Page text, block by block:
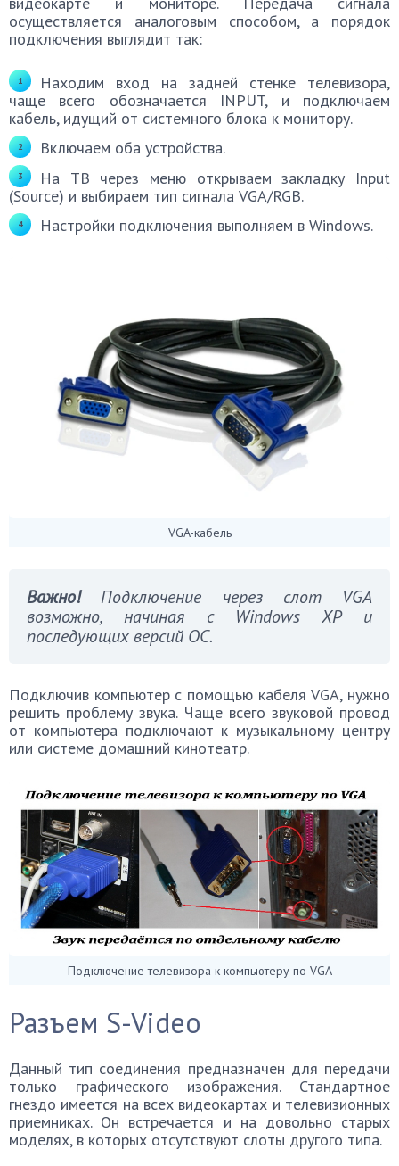
осуществляется аналоговым способом, а порядок
подключения выглядит так:
Находим вход на задней стенке телевизора,
чаще всего обозначается INPUT, и подключаем
кабель, идущий от системного блока к монитору.
Включаем оба устройства.
На ТВ через меню открываем закладку Input
(Source) и выбираем тип сигнала VGA/RGB.
Настройки подключения выполняем в Windows.
VGA-кабель
Важно!Подключение через слот VGA
возможно, начиная с Windows XP и
последующих версий ОС.
Подключив компьютер с помощью кабеля VGA, нужно
решить проблему звука. Чаще всего звуковой провод
от компьютера подключают к музыкальному центру
или системе домашний кинотеатр.
Подключение телевизора к компьютеру по VGA
Разъем S-Video
Данный тип соединения предназначен для передачи
только графического изображения. Стандартное
гнездо имеется на всех видеокартах и телевизионных
приемниках. Он встречается и на довольно старых
моделях, в которых отсутствуют слоты другого типа.